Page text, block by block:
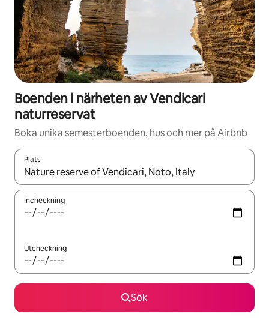
Boenden i närheten av Vendicari
naturreservat
Boka unika semesterboenden, hus och mer på Airbnb
Plats
När resultaten är tillgängliga kan du navigera med upp- och
Incheckning
Utcheckning
Sök